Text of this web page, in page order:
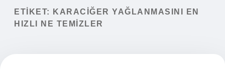
Yasal Uyarı
ETIKET:
KARACIĞER YAĞLANMASINI EN
HIZLI NE TEMIZLER